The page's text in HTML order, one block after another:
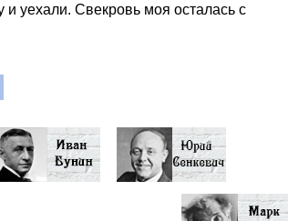
и уехали. Свекровь моя осталась с